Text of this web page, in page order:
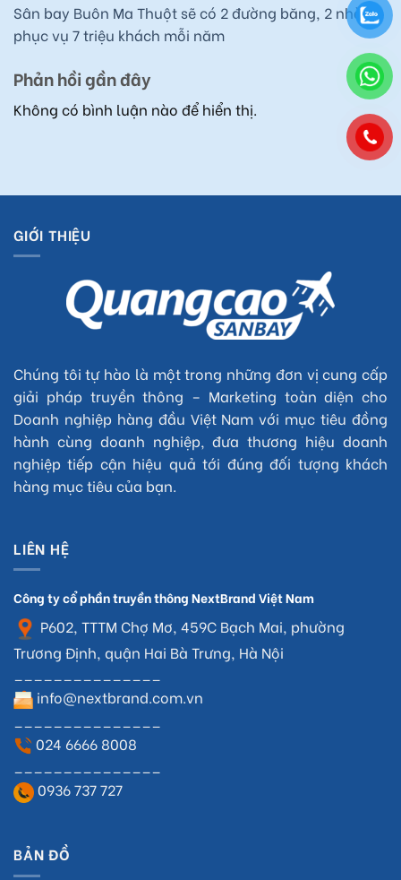
Sân bay Buôn Ma Thuột sẽ có 2 đường băng, 2 nhà ga
phục vụ 7 triệu khách mỗi năm
Phản hồi gần đây
Không có bình luận nào để hiển thị.
GIỚI THIỆU
Chúng tôi tự hào là một trong những đơn vị cung cấp
giải pháp truyền thông – Marketing toàn diện cho
Doanh nghiệp hàng đầu Việt Nam với mục tiêu đồng
hành cùng doanh nghiệp, đưa thương hiệu doanh
nghiệp tiếp cận hiệu quả tới đúng đối tượng khách
hàng mục tiêu của bạn.
LIÊN HỆ
Công ty cổ phần truyền thông NextBrand Việt Nam
P602, TTTM Chợ Mơ, 459C Bạch Mai, phường
Trương Định, quận Hai Bà Trưng, Hà Nội
_______________
info@nextbrand.com.vn
_______________
024 6666 8008
_______________
0936 737 727
BẢN ĐỒ